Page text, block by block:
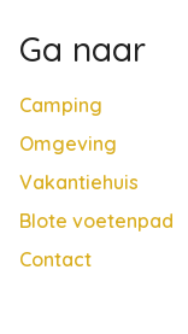
Ga naar
Camping
Omgeving
Vakantiehuis
Blote voetenpad
Contact